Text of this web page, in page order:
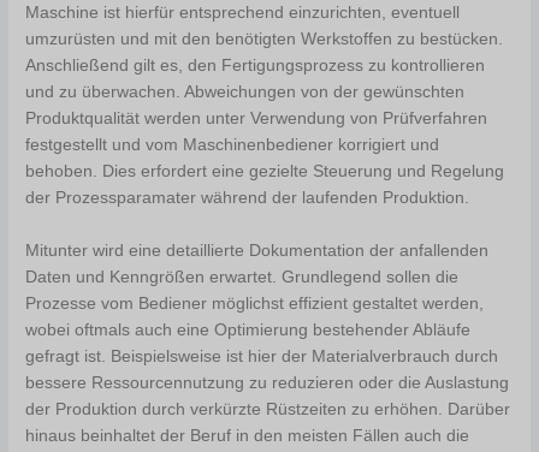
Maschine ist hierfür entsprechend einzurichten, eventuell
umzurüsten und mit den benötigten Werkstoffen zu bestücken.
Anschließend gilt es, den Fertigungsprozess zu kontrollieren
und zu überwachen. Abweichungen von der gewünschten
Produktqualität werden unter Verwendung von Prüfverfahren
festgestellt und vom Maschinenbediener korrigiert und
behoben. Dies erfordert eine gezielte Steuerung und Regelung
der Prozessparamater während der laufenden Produktion.
Mitunter wird eine detaillierte Dokumentation der anfallenden
Daten und Kenngrößen erwartet. Grundlegend sollen die
Prozesse vom Bediener möglichst effizient gestaltet werden,
wobei oftmals auch eine Optimierung bestehender Abläufe
gefragt ist. Beispielsweise ist hier der Materialverbrauch durch
bessere Ressourcennutzung zu reduzieren oder die Auslastung
der Produktion durch verkürzte Rüstzeiten zu erhöhen. Darüber
hinaus beinhaltet der Beruf in den meisten Fällen auch die